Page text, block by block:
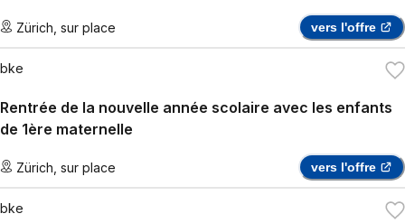
Zürich sur place vers l'offre
bke
Rentrée de la nouvelle année scolaire avec les enfants
de 1ère maternelle
Zürich sur place vers l'offre
bke